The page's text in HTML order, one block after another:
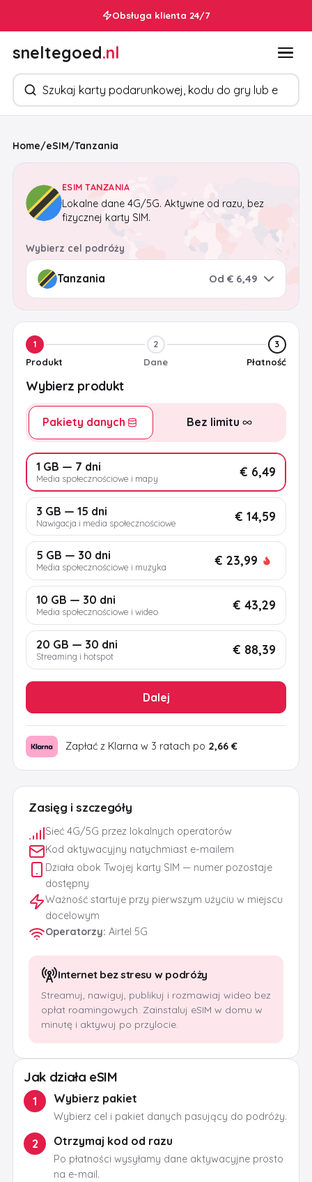
Obsługa klienta 24/7
sneltegoed.nl
Szukaj produktów
Home/eSIM/Tanzania
ESIM TANZANIA
Lokalne dane 4G/5G. Aktywne od razu, bez
fizycznej karty SIM.
Wybierz cel podróży
Od € 6,49
Zasięg i szczegóły
Sieć 4G/5G przez lokalnych operatorów
Kod aktywacyjny natychmiast e-mailem
Działa obok Twojej karty SIM — numer pozostaje
dostępny
Ważność startuje przy pierwszym użyciu w miejscu
docelowym
Operatorzy: Airtel 5G
Internet bez stresu w podróży
Streamuj, nawiguj, publikuj i rozmawiaj wideo bez
opłat roamingowych. Zainstaluj eSIM w domu w
minutę i aktywuj po przylocie.
Jak działa eSIM
1 Wybierz pakiet
Wybierz cel i pakiet danych pasujący do podróży.
2 Otrzymaj kod od razu
Po płatności wysyłamy dane aktywacyjne prosto
na e-mail.
1
Produkt
2
Dane
3
Płatność
Wybierz produkt
Pakiety danych Bez limitu
1 GB — 7 dni
Media społecznościowe i mapy € 6,49
3 GB — 15 dni
Nawigacja i media społecznościowe € 14,59
5 GB — 30 dni
Media społecznościowe i muzyka € 23,99
10 GB — 30 dni
Media społecznościowe i wideo € 43,29
20 GB — 30 dni
Streaming i hotspot € 88,39
Dalej
Zapłać z Klarna w 3 ratach po 2,66 €